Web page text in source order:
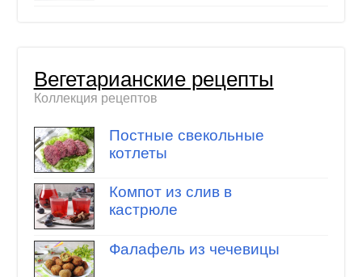
Вегетарианские рецепты
Коллекция рецептов
Постные свекольные
котлеты
Компот из слив в
кастрюле
Фалафель из чечевицы